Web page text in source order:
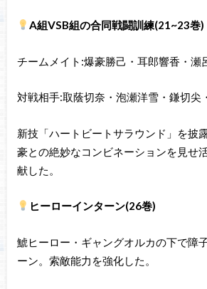
A組VSB組の合同戦闘訓練(21~23巻
チームメイト:爆豪勝己・耳郎響香・瀬
対戦相手:取蔭切奈・泡瀬洋雪・鎌切尖
新技「ハートビートサラウンド」を披
豪との絶妙なコンビネーションを見せ
献した。
ヒーローインターン(26巻)
鯱ヒーロー・ギャングオルカの下で障
ーン。索敵能力を強化した。